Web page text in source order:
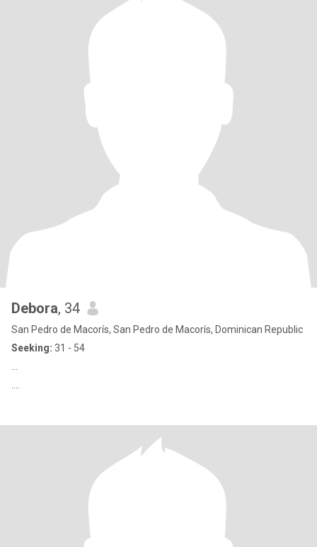
Debora, 34
San Pedro de Macorís, San Pedro de Macorís, Dominican Republic
Seeking: 31 - 54